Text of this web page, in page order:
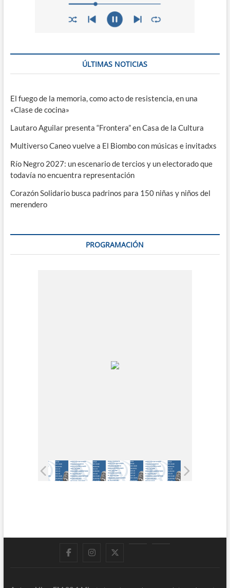
ÚLTIMAS NOTICIAS
El fuego de la memoria, como acto de resistencia, en una
«Clase de cocina»
Lautaro Aguilar presenta “Frontera” en Casa de la Cultura
Multiverso Caneo vuelve a El Biombo con músicas e invitadxs
Río Negro 2027: un escenario de tercios y un electorado que
todavía no encuentra representación
Corazón Solidario busca padrinos para 150 niñas y niños del
merendero
PROGRAMACIÓN
FacebookInstagram